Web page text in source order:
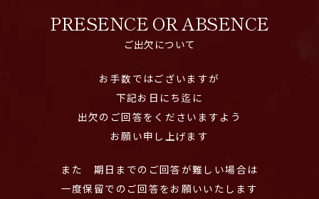
PRESENCE OR ABSENCE
ご出欠について
お手数ではございますが
下記お日にち迄に
出欠のご回答をくださいますよう
お願い申し上げます
また 期日までのご回答が難しい場合は
一度保留でのご回答をお願いいたします